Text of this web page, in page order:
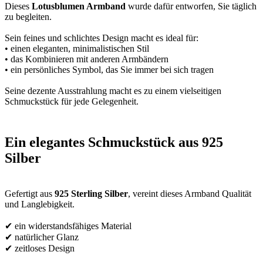
Dieses Lotusblumen Armband wurde dafür entworfen, Sie täglich
zu begleiten.
Sein feines und schlichtes Design macht es ideal für:
• einen eleganten, minimalistischen Stil
• das Kombinieren mit anderen Armbändern
• ein persönliches Symbol, das Sie immer bei sich tragen
Seine dezente Ausstrahlung macht es zu einem vielseitigen
Schmuckstück für jede Gelegenheit.
Ein elegantes Schmuckstück aus 925
Silber
Gefertigt aus 925 Sterling Silber, vereint dieses Armband Qualität
und Langlebigkeit.
✔ ein widerstandsfähiges Material
✔ natürlicher Glanz
✔ zeitloses Design